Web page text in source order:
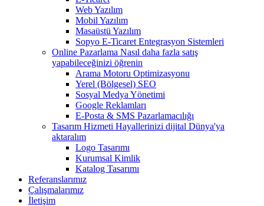
Web Yazılım
Mobil Yazılım
Masaüstü Yazılım
Sopyo E-Ticaret Entegrasyon Sistemleri
Online Pazarlama Nasıl daha fazla satış
yapabileceğinizi öğrenin
Arama Motoru Optimizasyonu
Yerel (Bölgesel) SEO
Sosyal Medya Yönetimi
Google Reklamları
E-Posta & SMS Pazarlamacılığı
Tasarım Hizmeti Hayallerinizi dijital Dünya'ya
aktaralım
Logo Tasarımı
Kurumsal Kimlik
Katalog Tasarımı
Referanslarımız
Çalışmalarımız
İletişim